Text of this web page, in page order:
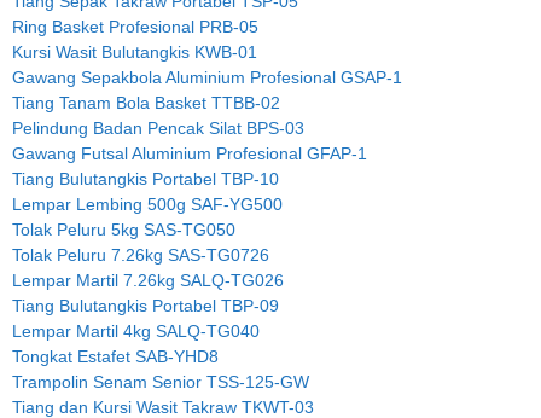
Ring Basket Profesional PRB-05
Kursi Wasit Bulutangkis KWB-01
Gawang Sepakbola Aluminium Profesional GSAP-1
Tiang Tanam Bola Basket TTBB-02
Pelindung Badan Pencak Silat BPS-03
Gawang Futsal Aluminium Profesional GFAP-1
Tiang Bulutangkis Portabel TBP-10
Lempar Lembing 500g SAF-YG500
Tolak Peluru 5kg SAS-TG050
Tolak Peluru 7.26kg SAS-TG0726
Lempar Martil 7.26kg SALQ-TG026
Tiang Bulutangkis Portabel TBP-09
Lempar Martil 4kg SALQ-TG040
Tongkat Estafet SAB-YHD8
Trampolin Senam Senior TSS-125-GW
Tiang dan Kursi Wasit Takraw TKWT-03